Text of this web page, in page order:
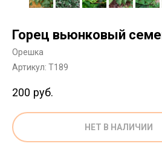
Горец вьюнковый
Орешка
Артикул: T189
200 руб.
НЕТ В НАЛИЧИИ